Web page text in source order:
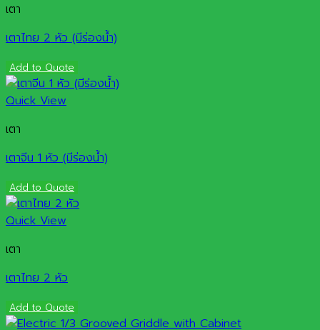
เตา
เตาไทย 2 หัว (มีร่องน้ำ)
Add to Quote
Quick View
เตา
เตาจีน 1 หัว (มีร่องน้ำ)
Add to Quote
Quick View
เตา
เตาไทย 2 หัว
Add to Quote